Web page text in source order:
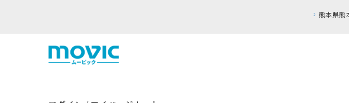
熊本県熊本地方を震源